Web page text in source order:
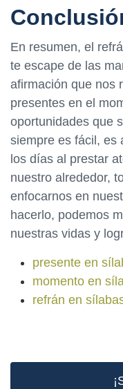
En resumen, el
te escape de las
afirmación que nos
presentes en el
oportunidades que
siempre es fácil, es
los días al prestar
nuestro alrededor,
enfocarnos en
hacerlo, podemos
nuestras vidas y
presente en
momento en
refrán en